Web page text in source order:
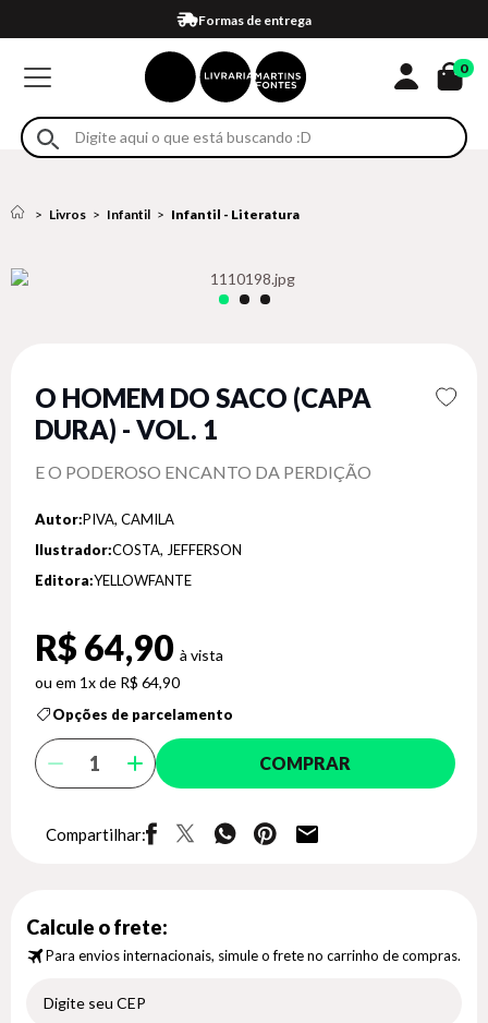
Formas de entrega
Compra 100% segura
Em até 4x sem juros no cartão*
Retire na loja
Eventos
0
Livros Infantil Infantil - Literatura
O HOMEM DO SACO (CAPA
DURA) - VOL. 1
E O PODEROSO ENCANTO DA PERDIÇÃO
Autor:PIVA, CAMILA
Ilustrador:COSTA, JEFFERSON
Editora:YELLOWFANTE
R$ 64,90
1x de R$ 64,90
Opções de parcelamento
COMPRAR
Compartilhar:
Calcule o frete:
Para envios internacionais, simule o frete no carrinho de compras.